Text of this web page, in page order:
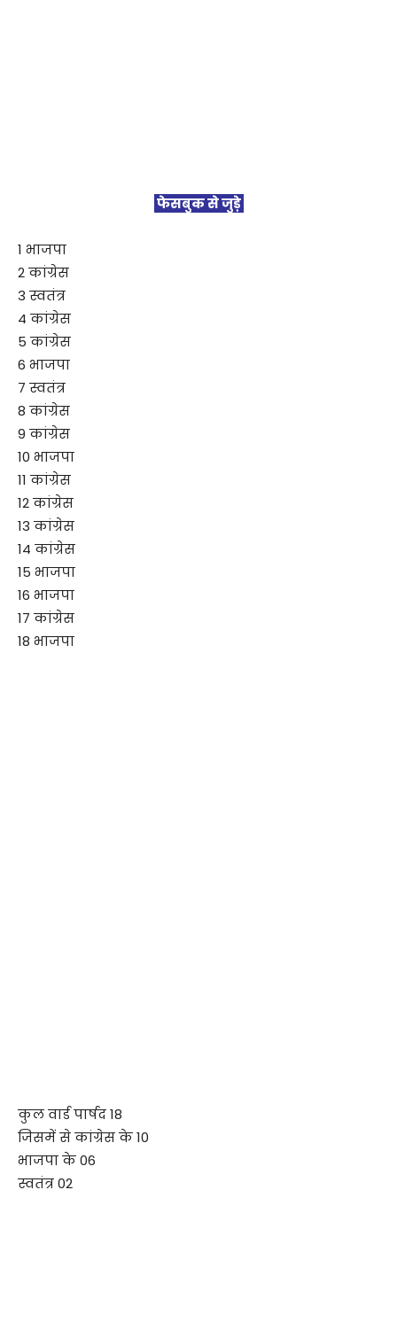
फेसबुक से जुड़े
1 भाजपा
2 कांग्रेस
3 स्वतंत्र
4 कांग्रेस
5 कांग्रेस
6 भाजपा
7 स्वतंत्र
8 कांग्रेस
9 कांग्रेस
10 भाजपा
11 कांग्रेस
12 कांग्रेस
13 कांग्रेस
14 कांग्रेस
15 भाजपा
16 भाजपा
17 कांग्रेस
18 भाजपा
कुल वार्ड पार्षद 18
जिसमें से कांग्रेस के 10
भाजपा के 06
स्वतंत्र 02